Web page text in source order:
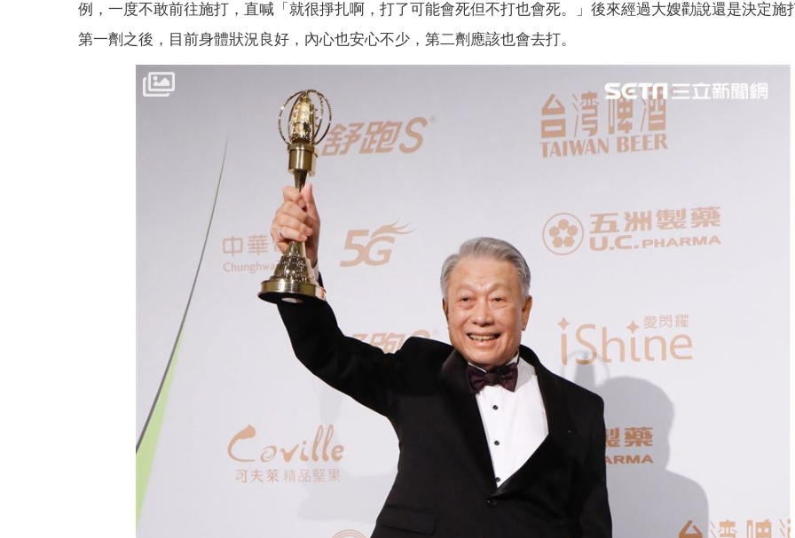
例，一度不敢前往施打，直喊「就很掙扎啊，打了可能會死但不打也會死。」後來經過大嫂勸說還是決定施
第一劑之後，目前身體狀況良好，內心也安心不少，第二劑應該也會去打。